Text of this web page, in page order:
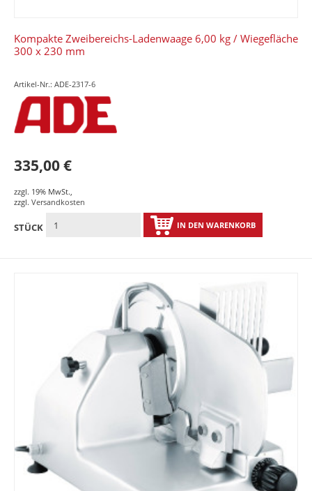
Kompakte Zweibereichs-Ladenwaage 6,00 kg / Wiegefläche
300 x 230 mm
Artikel-Nr.: ADE-2317-6
335,00 €
zzgl. 19% MwSt.,
zzgl. Versandkosten
STÜCK IN DEN WARENKORB